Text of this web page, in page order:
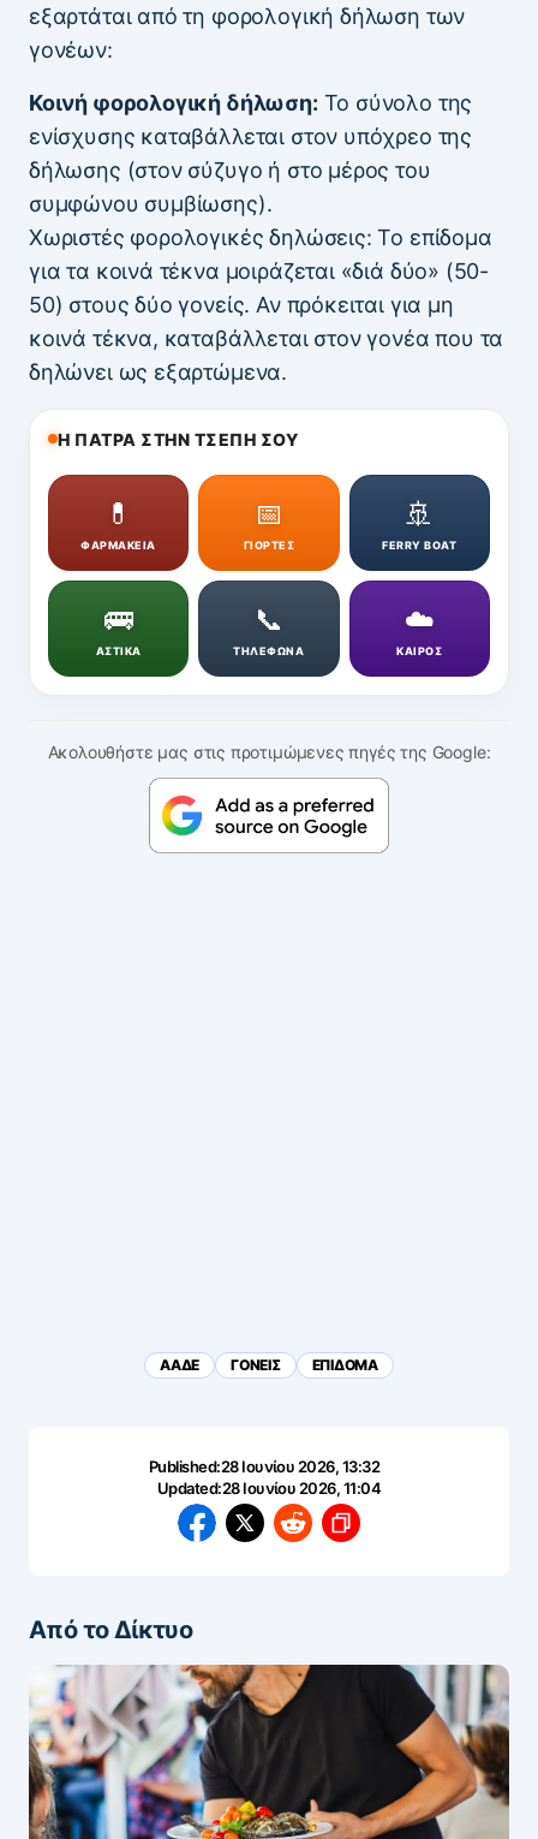
εξαρτάται από τη φορολογική δήλωση των
γονέων:
Κοινή φορολογική δήλωση: Το σύνολο της
ενίσχυσης καταβάλλεται στον υπόχρεο της
δήλωσης (στον σύζυγο ή στο μέρος του
συμφώνου συμβίωσης).
Χωριστές φορολογικές δηλώσεις: Το επίδομα
για τα κοινά τέκνα μοιράζεται «διά δύο» (50-
50) στους δύο γονείς. Αν πρόκειται για μη
κοινά τέκνα, καταβάλλεται στον γονέα που τα
δηλώνει ως εξαρτώμενα.
Η ΠΑΤΡΑ ΣΤΗΝ ΤΣΕΠΗ ΣΟΥ
💊
ΦΑΡΜΑΚΕΙΑ
📅
ΓΙΟΡΤΕΣ
🚢
FERRY BOAT
🚌
ΑΣΤΙΚΑ
📞
ΤΗΛΕΦΩΝΑ
☁️
ΚΑΙΡΟΣ
Ακολουθήστε μας στις προτιμώμενες πηγές της Google:
ΑΑΔΕ ΓΟΝΕΙΣ ΕΠΙΔΟΜΑ
Published:28 Ιουνίου 2026, 13:32
Updated:28 Ιουνίου 2026, 11:04
Από το Δίκτυο